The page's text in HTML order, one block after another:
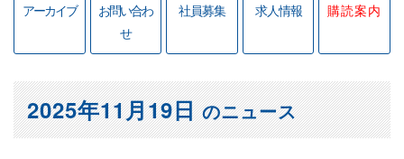
アーカイブ
お問い合わ
せ
社員募集 求人情報 購読案内
2025年11月19日のニュース